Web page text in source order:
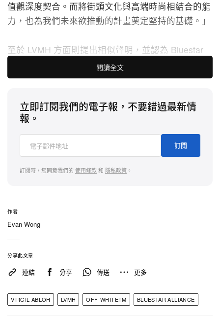
值觀深度契合。而將街頭文化與高端時尚相結合的能
力，也為我們未來欲推動的計畫奠定堅持的基礎。」
至於 LVMH 方面則提出相似聲明，並認為 Bluestar
Alliance 是承擔此一遺產的不二選擇。「 Bluestar
Alliance 和我們一樣尊重創意的完整性，我們有信心
牌的精神和價值觀。」
Off-White™ 於 2012 年由 Virgil Abloh 創立，被視為
其代表性的品牌 PYREX VISION 之延續。2015 年，
該品牌獲得 LVMH 大獎提名，並在同年納入另一時裝
集團 New Guards Group 麾下。2021 年，LVMH 取
相關報導
>Supreme x Jordan Brand 2024 秋冬聯名系列正式
登場
>VALENTINO 2025 春夏系列大秀正式登場
閱讀全文
立即訂閱我們的電子報，不要錯過最新情
報。
訂閱
訂閱時，您同意我們的 使用條款和 隱私政策 。
作者
Evan Wong
分享此文章
連結 分享 傳送 更多
VIRGIL ABLOH LVMH OFF-WHITETM BLUESTAR ALLIANCE